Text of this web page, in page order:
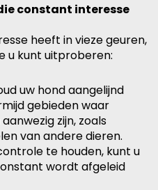
constant interesse
heeft in vieze geuren,
u kunt uitproberen:
uw hond aangelijnd
gebieden waar
zijn, zoals
van andere dieren.
te houden, kunt u
wordt afgeleid